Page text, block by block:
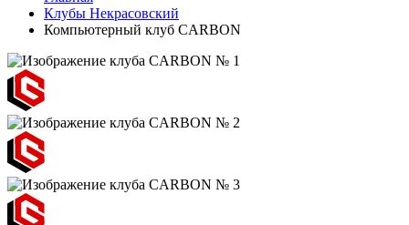
Клубы Некрасовский
Компьютерный клуб CARBON